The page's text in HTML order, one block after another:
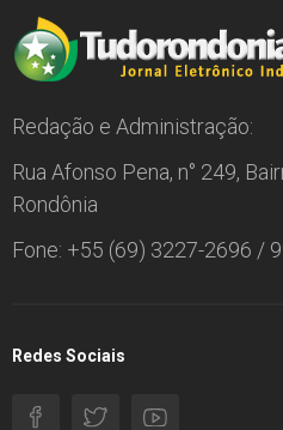
Redação e Administração:
Rua Afonso Pena, n° 249,
Rondônia
Fone: +55 (69) 3227-2696 /
Redes Sociais